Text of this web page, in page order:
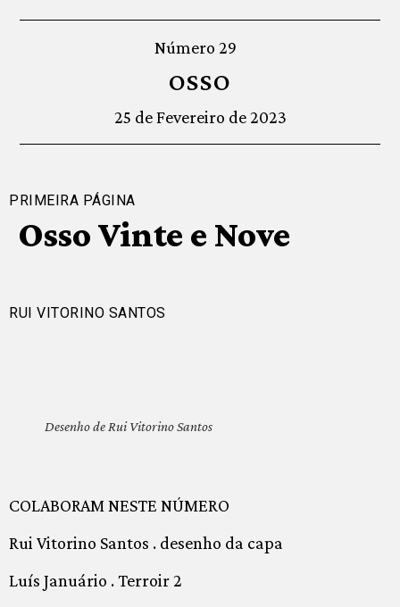
Número 29
OSSO
25 de Fevereiro de 2023
PRIMEIRA PÁGINA
Osso Vinte e Nove
RUI VITORINO SANTOS
Desenho de Rui Vitorino Santos
COLABORAM NESTE NÚMERO
Rui Vitorino Santos . desenho da capa
Luís Januário . Terroir 2